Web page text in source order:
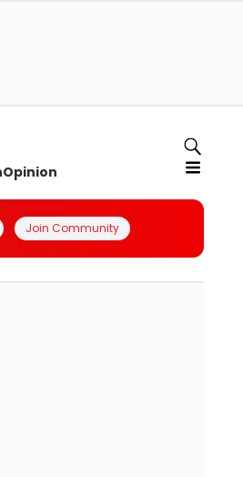
Opinion
Join Community